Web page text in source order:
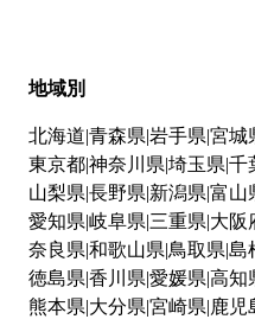
地域別
北海道 青森県 岩手県 宮城
東京都神奈川県 埼玉県 千
山梨県 長野県 新潟県 富山
愛知県 岐阜県 三重県 大阪
奈良県 和歌山県 鳥取県 島
徳島県 香川県 愛媛県 高知
熊本県 大分県 宮崎県 鹿児